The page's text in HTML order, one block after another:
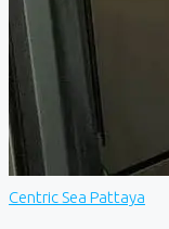
Centric Sea Pattaya